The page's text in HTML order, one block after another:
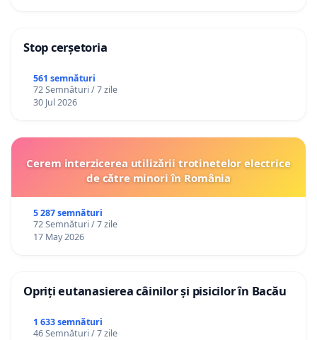
Stop cerșetoria
561 semnături
72 Semnături / 7 zile
30 Jul 2026
Cerem interzicerea utilizării trotinetelor electrice
de către minori în România
5 287 semnături
72 Semnături / 7 zile
17 May 2026
Opriți eutanasierea câinilor și pisicilor în Bacău
1 633 semnături
46 Semnături / 7 zile